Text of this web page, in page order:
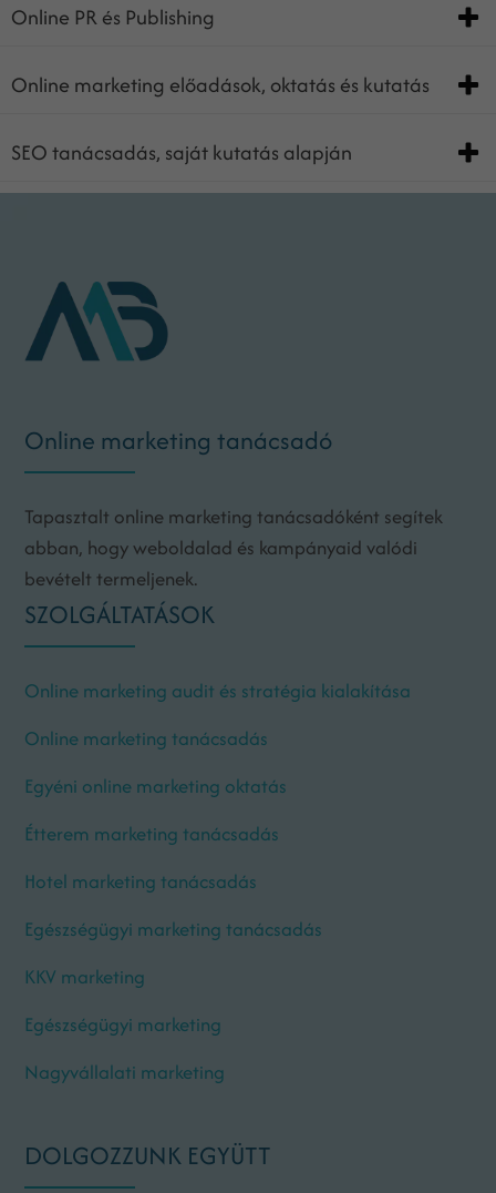
Online PR és Publishing
Online marketing előadások, oktatás és kutatás
SEO tanácsadás, saját kutatás alapján
Online marketing tanácsadó
Tapasztalt online marketing tanácsadóként segítek
abban, hogy weboldalad és kampányaid valódi
bevételt termeljenek.
SZOLGÁLTATÁSOK
Online marketing audit és stratégia kialakítása
Online marketing tanácsadás
Egyéni online marketing oktatás
Étterem marketing tanácsadás
Hotel marketing tanácsadás
Egészségügyi marketing tanácsadás
KKV marketing
Egészségügyi marketing
Nagyvállalati marketing
DOLGOZZUNK EGYÜTT